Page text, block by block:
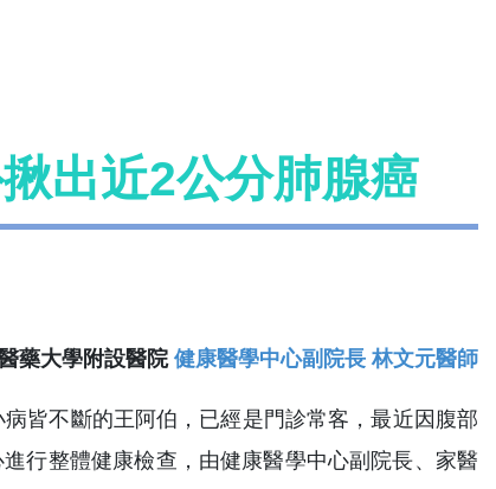
出近2公分肺腺癌
藥大學附設醫院 健康醫學中心副院長 林文元醫師
皆不斷的王阿伯，已經是門診常客，最近因腹部
行整體健康檢查，由健康醫學中心副院長、家醫